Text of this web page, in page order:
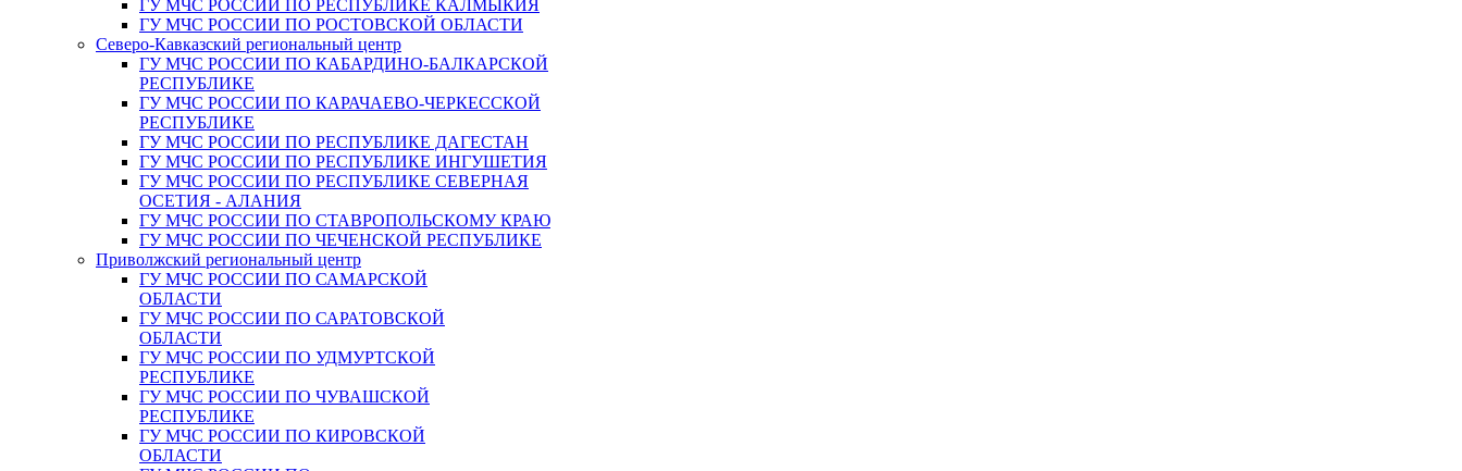
ГУ МЧС РОССИИ ПО РЕСПУБЛИКЕ КАЛМЫКИЯ
ГУ МЧС РОССИИ ПО РОСТОВСКОЙ ОБЛАСТИ
Северо-Кавказский региональный центр
ГУ МЧС РОССИИ ПО КАБАРДИНО-БАЛКАРСКОЙ
РЕСПУБЛИКЕ
ГУ МЧС РОССИИ ПО КАРАЧАЕВО-ЧЕРКЕССКОЙ
РЕСПУБЛИКЕ
ГУ МЧС РОССИИ ПО РЕСПУБЛИКЕ ДАГЕСТАН
ГУ МЧС РОССИИ ПО РЕСПУБЛИКЕ ИНГУШЕТИЯ
ГУ МЧС РОССИИ ПО РЕСПУБЛИКЕ СЕВЕРНАЯ
ОСЕТИЯ - АЛАНИЯ
ГУ МЧС РОССИИ ПО СТАВРОПОЛЬСКОМУ КРАЮ
ГУ МЧС РОССИИ ПО ЧЕЧЕНСКОЙ РЕСПУБЛИКЕ
Приволжский региональный центр
ГУ МЧС РОССИИ ПО САМАРСКОЙ
ОБЛАСТИ
ГУ МЧС РОССИИ ПО САРАТОВСКОЙ
ОБЛАСТИ
ГУ МЧС РОССИИ ПО УДМУРТСКОЙ
РЕСПУБЛИКЕ
ГУ МЧС РОССИИ ПО ЧУВАШСКОЙ
РЕСПУБЛИКЕ
ГУ МЧС РОССИИ ПО КИРОВСКОЙ
ОБЛАСТИ